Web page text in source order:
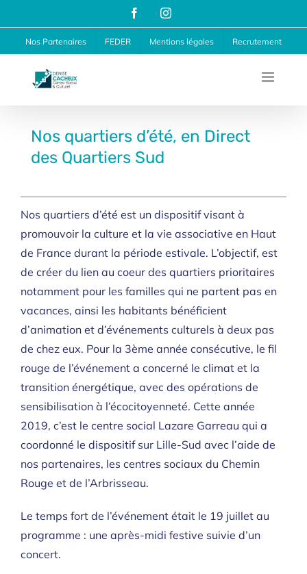
au
contenu
FacebookInstagram
Nos Partenaires FEDER Mentions légales Recrutement
Nos quartiers d’été, en Direct
des Quartiers Sud
Nos quartiers d’été est un dispositif visant à
promouvoir la culture et la vie associative en Haut
de France durant la période estivale. L’objectif, est
de créer du lien au coeur des quartiers prioritaires
notamment pour les familles qui ne partent pas en
vacances, ainsi les habitants bénéficient
d’animation et d’événements culturels à deux pas
de chez eux. Pour la 3ème année consécutive, le fil
rouge de l’événement a concerné le climat et la
transition énergétique, avec des opérations de
sensibilisation à l’écocitoyenneté. Cette année
2019, c’est le centre social Lazare Garreau qui a
coordonné le dispositif sur Lille-Sud avec l’aide de
nos partenaires, les centres sociaux du Chemin
Rouge et de l’Arbrisseau.
Le temps fort de l’événement était le 19 juillet au
programme : une après-midi festive suivie d’un
concert.